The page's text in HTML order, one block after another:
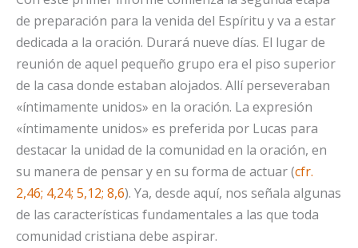
de preparación para la venida del Espíritu y va a estar
dedicada a la oración. Durará nueve días. El lugar de
reunión de aquel pequeño grupo era el piso superior
de la casa donde estaban alojados. Allí perseveraban
«íntimamente unidos» en la oración. La expresión
«íntimamente unidos» es preferida por Lucas para
destacar la unidad de la comunidad en la oración, en
su manera de pensar y en su forma de actuar (cfr.
2,46; 4,24; 5,12; 8,6). Ya, desde aquí, nos señala algunas
de las características fundamentales a las que toda
comunidad cristiana debe aspirar.